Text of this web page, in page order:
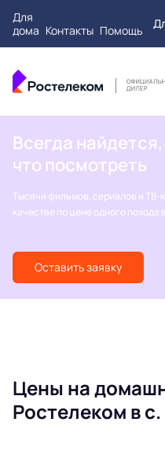
Для
дома Контакты Помощь
Всегда найдется,
что посмотреть
Тысячи фильмов, сериалов и ТВ-
качестве по цене одного похода
Оставить заявку
Цены на
Ростелеком в